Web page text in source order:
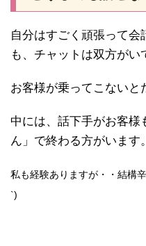
自分はすごく頑張って会
も、チャットは双方がい
お客様が乗ってこないと
中には、話下手がお客様
ん」で終わる方がいます。
私も経験ありますが・・結構
`)